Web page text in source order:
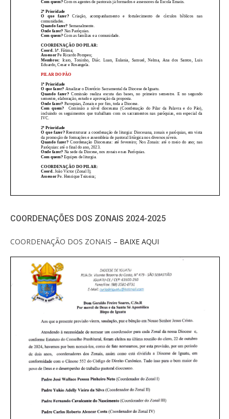
COORDENAÇÕES DOS ZONAIS 2024-2025
COORDENAÇÃO DOS ZONAIS – BAIXE AQUI